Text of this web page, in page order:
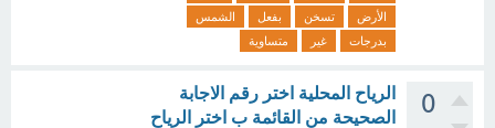
الأرض
تسخن بفعل
الشمس
بدرجات
غير متساوية
0
الرياح المحلية اختر رقم الاجابة
الصحيحة من القائمة ب اختر الرياح